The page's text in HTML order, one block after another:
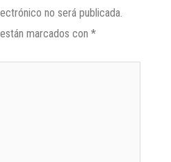
no será publicada.
marcados con *